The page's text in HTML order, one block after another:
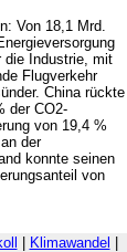
Von 18,1 Mrd.
die Industrie, mit
Flugverkehr
China rückte
der CO2-
von 19,4 %
der
konnte seinen
von
Klimawandel